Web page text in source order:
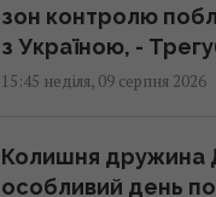
зон контролю
з Україною, -
15:45 неділя, 09 серпня 2026
Колишня дружина
особливий день